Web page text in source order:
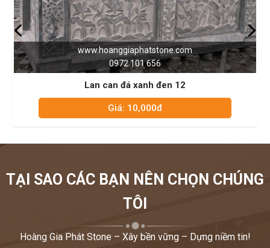
101 656
0972
TẠI SAO CÁC BẠN NÊN CHỌN CHÚNG
TÔI
Hoàng Gia Phát Stone – Xây bền vững – Dựng niềm tin!